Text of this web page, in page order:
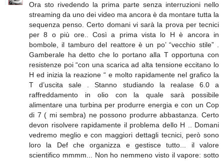
Ora sto rivedendo la prima parte senza interruzioni nello
streaming da uno dei video ma ancora è da montare tutta la
sequenza penso. Certo domani vi sarà la prova per tecnici
per 8 o più ore.. Così a prima vista lo H è ancora in
bombole, il tamburo del reattore è un po’ “vecchio stile” .
Gamberale ha detto che lo portano alla T opportuna con
resistenze poi “con una scarica ad alta tensione eccitano lo
H ed inizia la reazione “ e molto rapidamente nel grafico la
T d’uscita sale . Stanno studiando la realase 6.0 a
raffreddamento in olio con la quale sarà possibile
alimentare una turbina per produrre energia e con un Cop
di 7 ( mi sembra) ne possono produrre abbastanza. Certo
devon risolvere rapidamente il problema dello H .. Domani
vedremo meglio e con maggiori dettagli tecnici, però sono
loro la Def che organizza e gestisce tutto... il valore
scientifico mmmm... Non ho nemmeno visto il vapore: sotto